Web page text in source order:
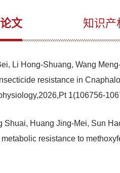
文 知识产
Li Hong-Shuang, Wang
resistance in
1(106756-
Huang Jing-Mei, Sun
resistance to